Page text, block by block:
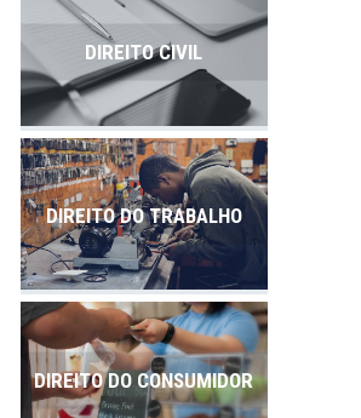
DIREITO CIVIL
DIREITO DO TRABALHO
DIREITO DO CONSUMIDOR